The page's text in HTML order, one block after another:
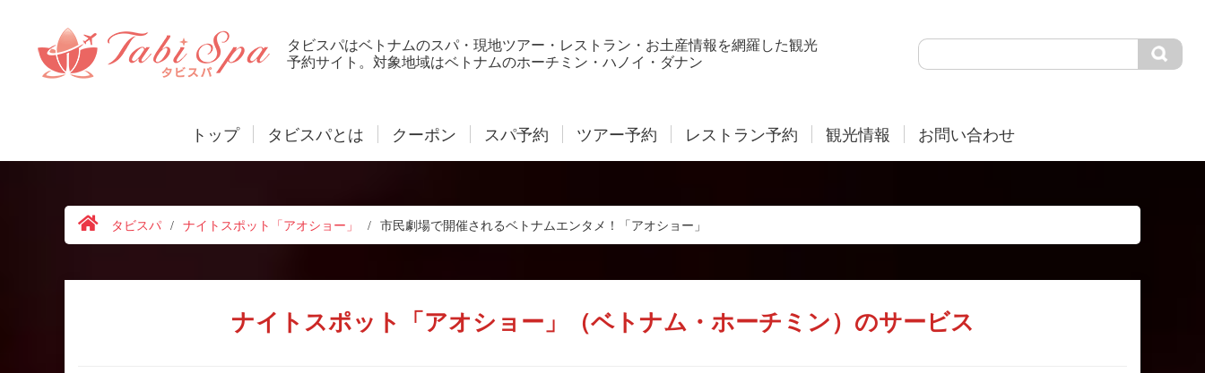
タビスパはベトナムのスパ・現地ツアー・レストラン・お土産情報を網羅した観光
予約サイト。対象地域はベトナムのホーチミン・ハノイ・ダナン
トップ タビスパとは クーポン スパ予約 ツアー予約 レストラン予約 観光情報 お問い合わせ
タビスパ / ナイトスポット「アオショー」 / 市民劇場で開催されるベトナムエンタメ！「アオショー」
ナイトスポット「アオショー」（ベトナム・ホーチミン）のサービス